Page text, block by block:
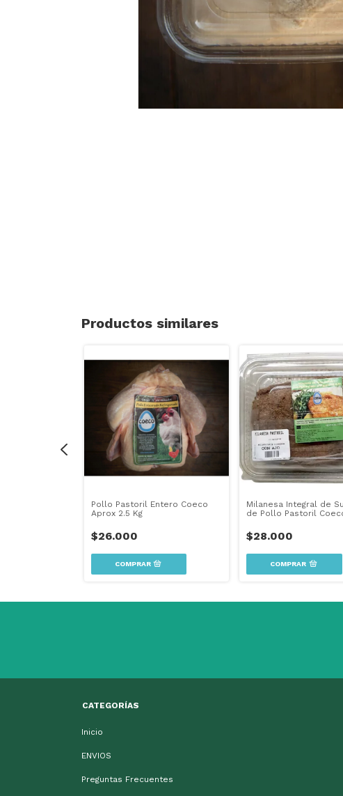
Productos similares
Pollo Pastoril Entero Coeco
Aprox 2.5 Kg
$26.000
Milanesa Integral de
de Pollo Pastoril
$28.000
CATEGORÍAS
Inicio
ENVIOS
Preguntas Frecuentes